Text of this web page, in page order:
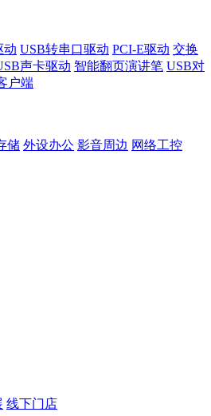
动 USB转串口驱动 PCI-E驱动 交换
声卡驱动 智能翻页演讲笔 USB对
户端
储 外设办公 影音周边 网络工控
线下门店